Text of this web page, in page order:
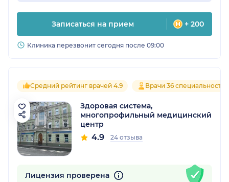
Записаться на прием + 200
Клиника перезвонит сегодня после 09:00
Средний рейтинг врачей 4.9 Врачи 36 специальностей
Здоровая система,
многопрофильный медицинский
центр
4.9 24 отзыва
Лицензия проверена